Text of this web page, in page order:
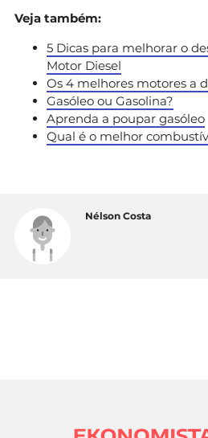
Veja também:
5 Dicas para melhorar o
Motor Diesel
Os 4 melhores motores a
Gasóleo ou Gasolina?
Aprenda a poupar gasóleo
Qual é o melhor
Nélson Costa